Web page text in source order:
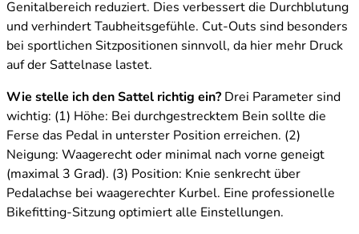
Genitalbereich reduziert. Dies verbessert die Durchblutung
und verhindert Taubheitsgefühle. Cut-Outs sind besonders
bei sportlichen Sitzpositionen sinnvoll, da hier mehr Druck
auf der Sattelnase lastet.
Wie stelle ich den Sattel richtig ein? Drei Parameter sind
wichtig: (1) Höhe: Bei durchgestrecktem Bein sollte die
Ferse das Pedal in unterster Position erreichen. (2)
Neigung: Waagerecht oder minimal nach vorne geneigt
(maximal 3 Grad). (3) Position: Knie senkrecht über
Pedalachse bei waagerechter Kurbel. Eine professionelle
Bikefitting-Sitzung optimiert alle Einstellungen.